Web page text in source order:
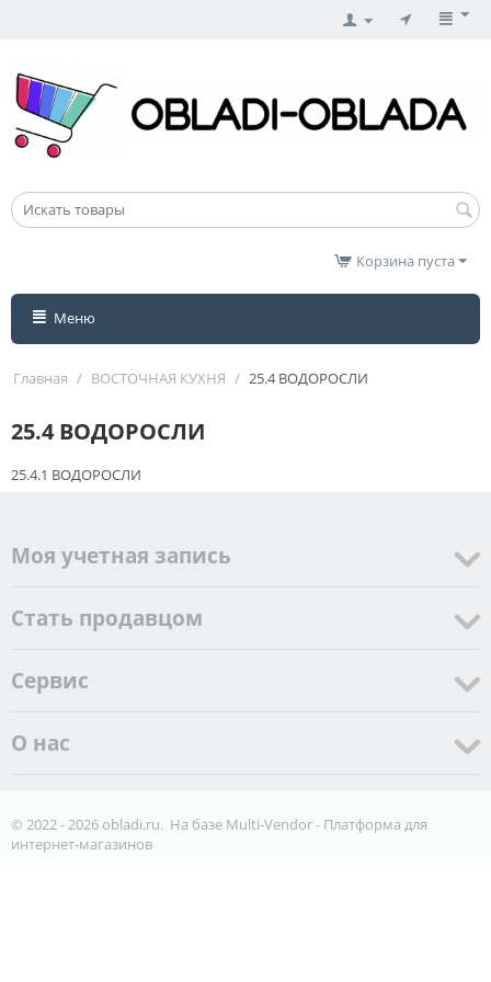
Корзина пуста
Меню
Главная / ВОСТОЧНАЯ КУХНЯ / 25.4 ВОДОРОСЛИ
25.4 ВОДОРОСЛИ
25.4.1 ВОДОРОСЛИ
Моя учетная запись
Стать продавцом
Cервис
О нас
© 2022 - 2026 obladi.ru. На базе Multi-Vendor - Платформа для
интернет-магазинов